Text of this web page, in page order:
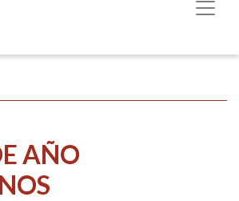
AÑO